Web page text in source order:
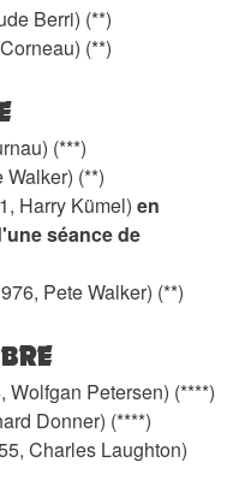
Berri) (**)
(**)
(***)
Walker) (**)
Harry Kümel) en
séance de
Pete Walker) (**)
Wolfgan Petersen) (****)
Donner) (****)
Charles Laughton)